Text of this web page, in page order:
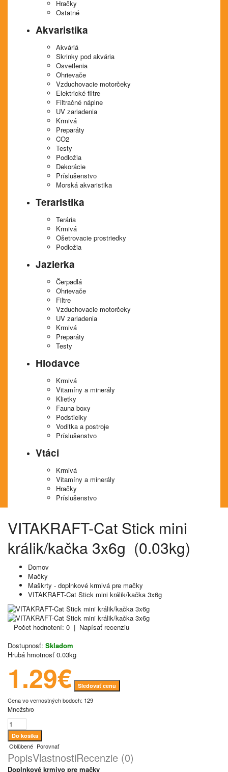
Hračky
Ostatné
Akvaristika
Akváriá
Skrinky pod akvária
Osvetlenia
Ohrievače
Vzduchovacie motorčeky
Elektrické filtre
Filtračné náplne
UV zariadenia
Krmivá
Preparáty
CO2
Testy
Podložia
Dekorácie
Príslušenstvo
Morská akvaristika
Teraristika
Terária
Krmivá
Ošetrovacie prostriedky
Podložia
Jazierka
Čerpadlá
Ohrievače
Filtre
Vzduchovacie motorčeky
UV zariadenia
Krmivá
Preparáty
Testy
Hlodavce
Krmivá
Vitamíny a minerály
Klietky
Fauna boxy
Podstielky
Voditka a postroje
Príslušenstvo
Vtáci
Krmivá
Vitamíny a minerály
Hračky
Príslušenstvo
VITAKRAFT-Cat Stick mini
králik/kačka 3x6g (0.03kg)
Domov
Mačky
Maškrty - doplnkové krmivá pre mačky
VITAKRAFT-Cat Stick mini králik/kačka 3x6g
Počet hodnotení: 0 | Napísať recenziu
Dostupnosť: Skladom
Hrubá hmotnosť 0.03kg
1.29€ Sledovať cenu
Cena vo vernostných bodoch: 129
Množstvo
Obľúbené Porovnať
PopisVlastnostiRecenzie (0)
Doplnkové krmivo pre mačky